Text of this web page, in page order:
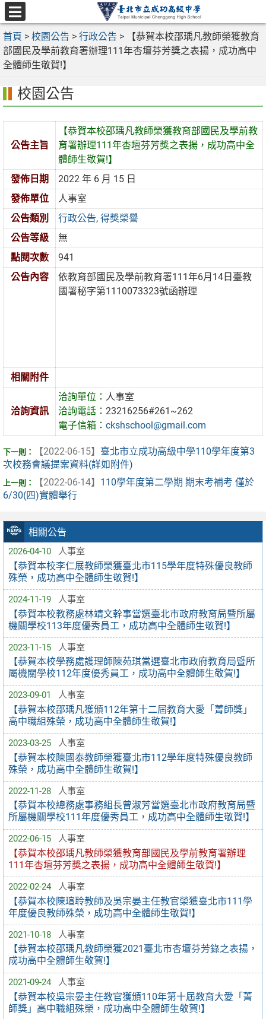
跳
至
主
要
內
選
單
首頁 > 校園公告 > 行政公告 >
【恭賀本校邵瑀凡教師榮獲教育
部國民及學前教育署辦理111年杏壇芬芳獎之表揚，成功高中
全體師生敬賀!】
相關公告
2026-04-10 人事室
【恭賀本校李仁展教師榮獲臺北市115學年度特殊優良教師
殊榮，成功高中全體師生敬賀!】
2024-11-19 人事室
【恭賀本校教務處林靖文幹事當選臺北市政府教育局暨所屬
機關學校113年度優秀員工，成功高中全體師生敬賀!】
2023-11-15 人事室
【恭賀本校學務處護理師陳苑琪當選臺北市政府教育局暨所
屬機關學校112年度優秀員工，成功高中全體師生敬賀!】
2023-09-01 人事室
【恭賀本校邵瑀凡獲頒112年第十二屆教育大愛「菁師獎」
高中職組殊榮，成功高中全體師生敬賀!】
2023-03-25 人事室
【恭賀本校陳國泰教師榮獲臺北市112學年度特殊優良教師
殊榮，成功高中全體師生敬賀!】
2022-11-28 人事室
【恭賀本校總務處事務組長曾淑芳當選臺北市政府教育局暨
所屬機關學校111年度優秀員工，成功高中全體師生敬賀!】
2022-06-15 人事室
【恭賀本校邵瑀凡教師榮獲教育部國民及學前教育署辦理
111年杏壇芬芳獎之表揚，成功高中全體師生敬賀!】
2022-02-24 人事室
【恭賀本校陳瑄聆教師及吳宗晏主任教官榮獲臺北市111學
年度優良教師殊榮，成功高中全體師生敬賀!】
2021-10-18 人事室
【恭賀本校邵瑀凡教師榮獲2021臺北市杏壇芬芳錄之表揚，
成功高中全體師生敬賀!】
2021-09-24 人事室
【恭賀本校吳宗晏主任教官獲頒110年第十屆教育大愛「菁
師獎」高中職組殊榮，成功高中全體師生敬賀!】
校園公告
公告主旨
【恭賀本校邵瑀凡教師榮獲教育部國民及學前教
育署辦理111年杏壇芬芳獎之表揚，成功高中全
體師生敬賀!】
發佈日期
2022 年 6 月 15 日
發佈單位
人事室
公告類別
行政公告,得獎榮譽
公告等級
無
點閱次數
941
公告內容
依教育部國民及學前教育署111年6月14日臺教
國署秘字第1110073323號函辦理
相關附件
洽詢資訊
洽詢單位： 人事室
洽詢電話：23216256#261~262
電子信箱：ckshschool@gmail.com
【2022-06-15】 臺北市立成功高級中學110學年度第3
次校務會議提案資料(詳如附件)
【2022-06-14】 110學年度第二學期 期末考補考 僅於
6/30(四)實體舉行